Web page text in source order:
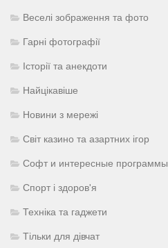
Веселі зображення та фото
Гарні фотографії
Історії та анекдоти
Найцікавіше
Новини з мережі
Світ казино та азартних ігор
Софт и интересные программы
Спорт і здоров'я
Техніка та гаджети
Тільки для дівчат